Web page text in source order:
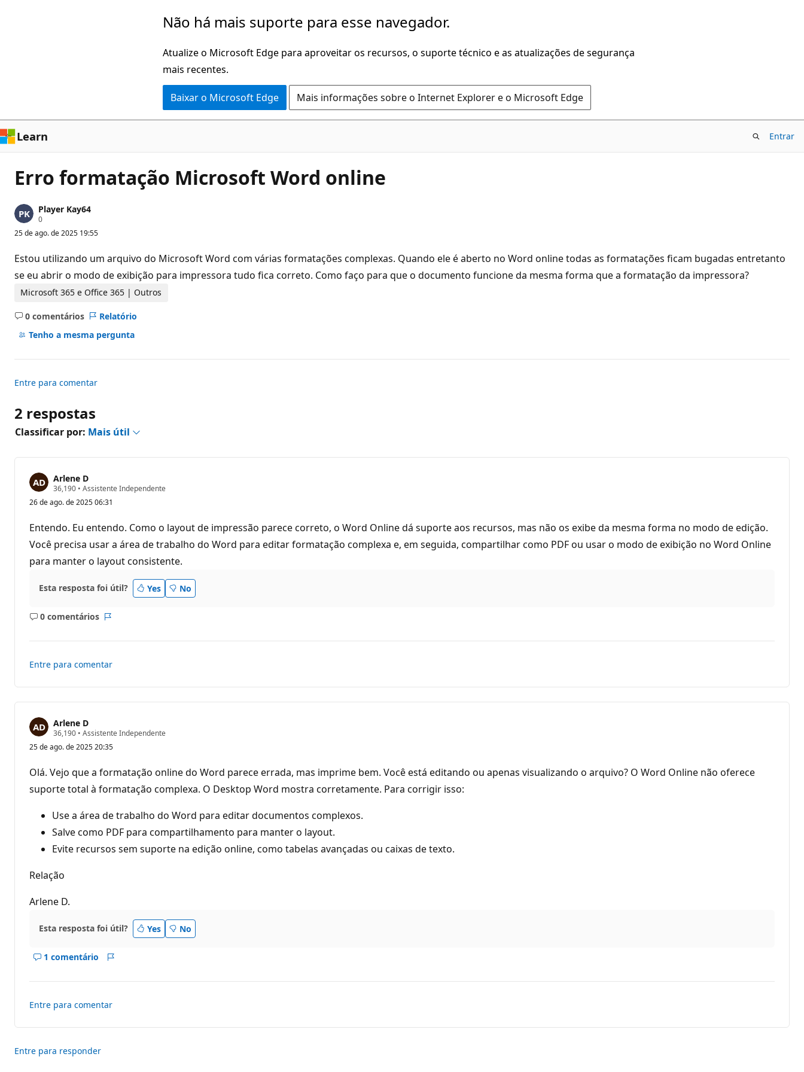
Não há mais suporte para esse navegador.
Atualize o Microsoft Edge para aproveitar os recursos, o suporte técnico e as atualizações de segurança
mais recentes.
Baixar o Microsoft Edge Mais informações sobre o Internet Explorer e o Microsoft Edge
Learn Entrar
Erro formatação Microsoft Word online
Player Kay64
0P
n
o
s
d
e
r
u
a
o
25 de ago. de 2025 19:55
Estou utilizando um arquivo do Microsoft Word com várias formatações complexas. Quando ele é aberto no Word online todas as formatações ficam bugadas entretanto
se eu abrir o modo de exibição para impressora tudo fica correto. Como faço para que o documento funcione da mesma forma que a formatação da impressora?
Microsoft 365 e Office 365 | Outros
0 comentários
Sem
comentários
Relatório
Tenho a mesma pergunta
Entre para comentar
2 respostas
Classificar por: Mais útil
Arlene D
36,190 P
n
o
s
d
e
r
u
ç
ã
• Assistente Independente
26 de ago. de 2025 06:31
Entendo. Eu entendo. Como o layout de impressão parece correto, o Word Online dá suporte aos recursos, mas não os exibe da mesma forma no modo de edição.
Você precisa usar a área de trabalho do Word para editar formatação complexa e, em seguida, compartilhar como PDF ou usar o modo de exibição no Word Online
para manter o layout consistente.
Esta resposta foi útil? Yes No
0 comentários
Sem
Entre para comentar
Arlene D
36,190 P
n
o
s
d
e
e
p
u
a
• Assistente Independente
25 de ago. de 2025 20:35
Olá. Vejo que a formatação online do Word parece errada, mas imprime bem. Você está editando ou apenas visualizando o arquivo? O Word Online não oferece
suporte total à formatação complexa. O Desktop Word mostra corretamente. Para corrigir isso:
Use a área de trabalho do Word para editar documentos complexos.
Salve como PDF para compartilhamento para manter o layout.
Evite recursos sem suporte na edição online, como tabelas avançadas ou caixas de texto.
Relação
Arlene D.
Esta resposta foi útil? Yes No
1 comentário
Mostrar
Entre para comentar
Entre para responder